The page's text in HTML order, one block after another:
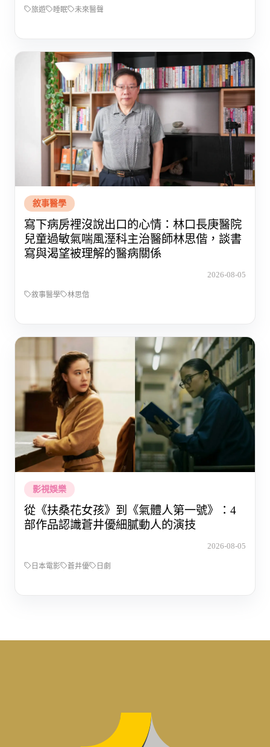
旅遊 睡眠 未來醫聲
敘事醫學
寫下病房裡沒說出口的心情：林口長庚醫院
兒童過敏氣喘風溼科主治醫師林思偕，談書
寫與渴望被理解的醫病關係
2026-08-05
敘事醫學 林思偕
影視娛樂
從《扶桑花女孩》到《氣體人第一號》：4
部作品認識蒼井優細膩動人的演技
2026-08-05
日本電影 蒼井優 日劇